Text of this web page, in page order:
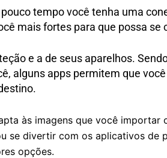
tempo você tenha uma
mais fortes para que possa se
e a de seus aparelhos.
alguns apps permitem que
às imagens que você
se divertir com os aplicativos de
opções.